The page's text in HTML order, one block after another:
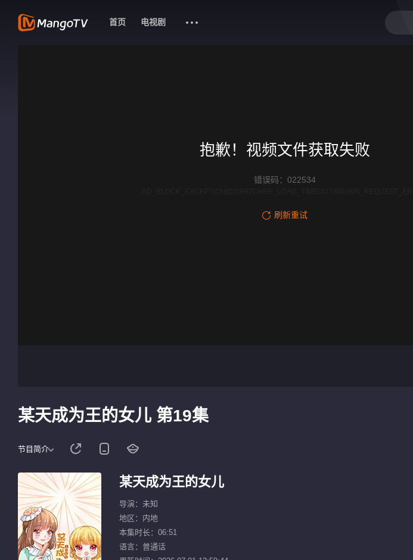
首页 电视剧
抱歉！视频文件获取失败
错误码：022534
刷新重试
某天成为王的女儿 第19集
节目简介
某天成为王的女儿
导演：未知
地区：内地
本集时长：06:51
语言：普通话